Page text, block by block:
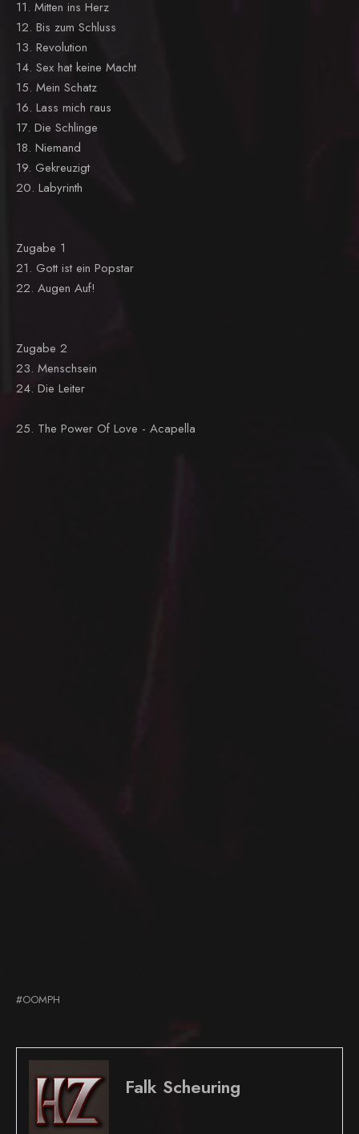
11. Mitten ins Herz
12. Bis zum Schluss
13. Revolution
14. Sex hat keine Macht
15. Mein Schatz
16. Lass mich raus
17. Die Schlinge
18. Niemand
19. Gekreuzigt
20. Labyrinth
Zugabe 1
21. Gott ist ein Popstar
22. Augen Auf!
Zugabe 2
23. Menschsein
24. Die Leiter
25. The Power Of Love - Acapella
#OOMPH
Falk Scheuring